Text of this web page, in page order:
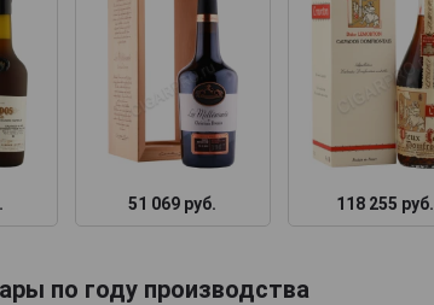
51 069 руб. 118 255 руб.
по году производства